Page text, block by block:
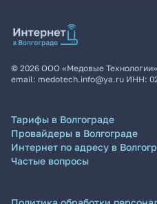
© 2026 ООО «Медовые Технологии»
email: medotech.info@ya.ru ИНН:
Тарифы в Волгограде
Провайдеры в Волгограде
Интернет по адресу в
Частые вопросы